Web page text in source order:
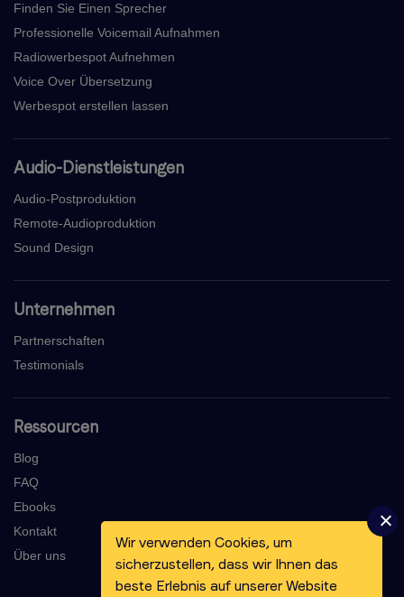
Finden Sie Einen Sprecher
Professionelle Voicemail Aufnahmen
Radiowerbespot Aufnehmen
Voice Over Übersetzung
Werbespot erstellen lassen
Audio-Dienstleistungen
Audio-Postproduktion
Remote-Audioproduktion
Sound Design
Unternehmen
Partnerschaften
Testimonials
Ressourcen
Blog
FAQ
Ebooks
Kontakt
Über uns
Wir verwenden Cookies, um
sicherzustellen, dass wir Ihnen das
beste Erlebnis auf unserer Website